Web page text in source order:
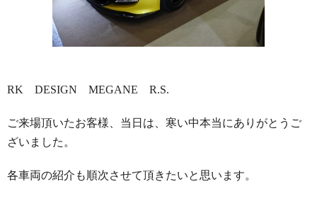
RK DESIGN MEGANE R.S.
ご来場頂いたお客様、当日は、寒い中本当にありがとうご
ざいました。
各車両の紹介も順次させて頂きたいと思います。